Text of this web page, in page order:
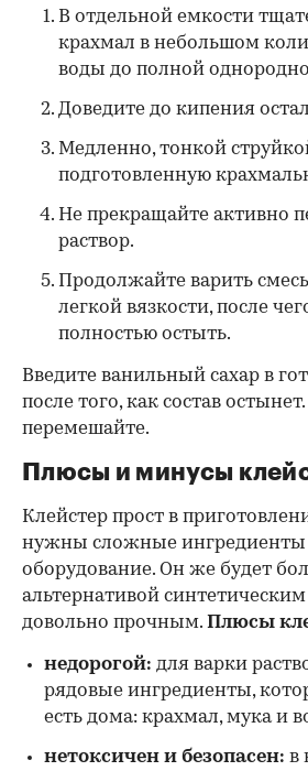
В отдельной емкости
крахмал в небольшом
воды до полной
Доведите до кипения
Медленно, тонкой
подготовленную
Не прекращайте активно
раствор.
Продолжайте варить
легкой вязкости, после
полностью остыть.
Введите ванильный сахар в
после того, как состав
перемешайте.
Плюсы и минусы
Клейстер прост в
нужны сложные ингредиенты
оборудование. Он же будет
альтернативой
довольно прочным. Плюсы
недорогой: для варки
рядовые ингредиенты,
есть дома: крахмал, мука и
нетоксичен и безопасен: в